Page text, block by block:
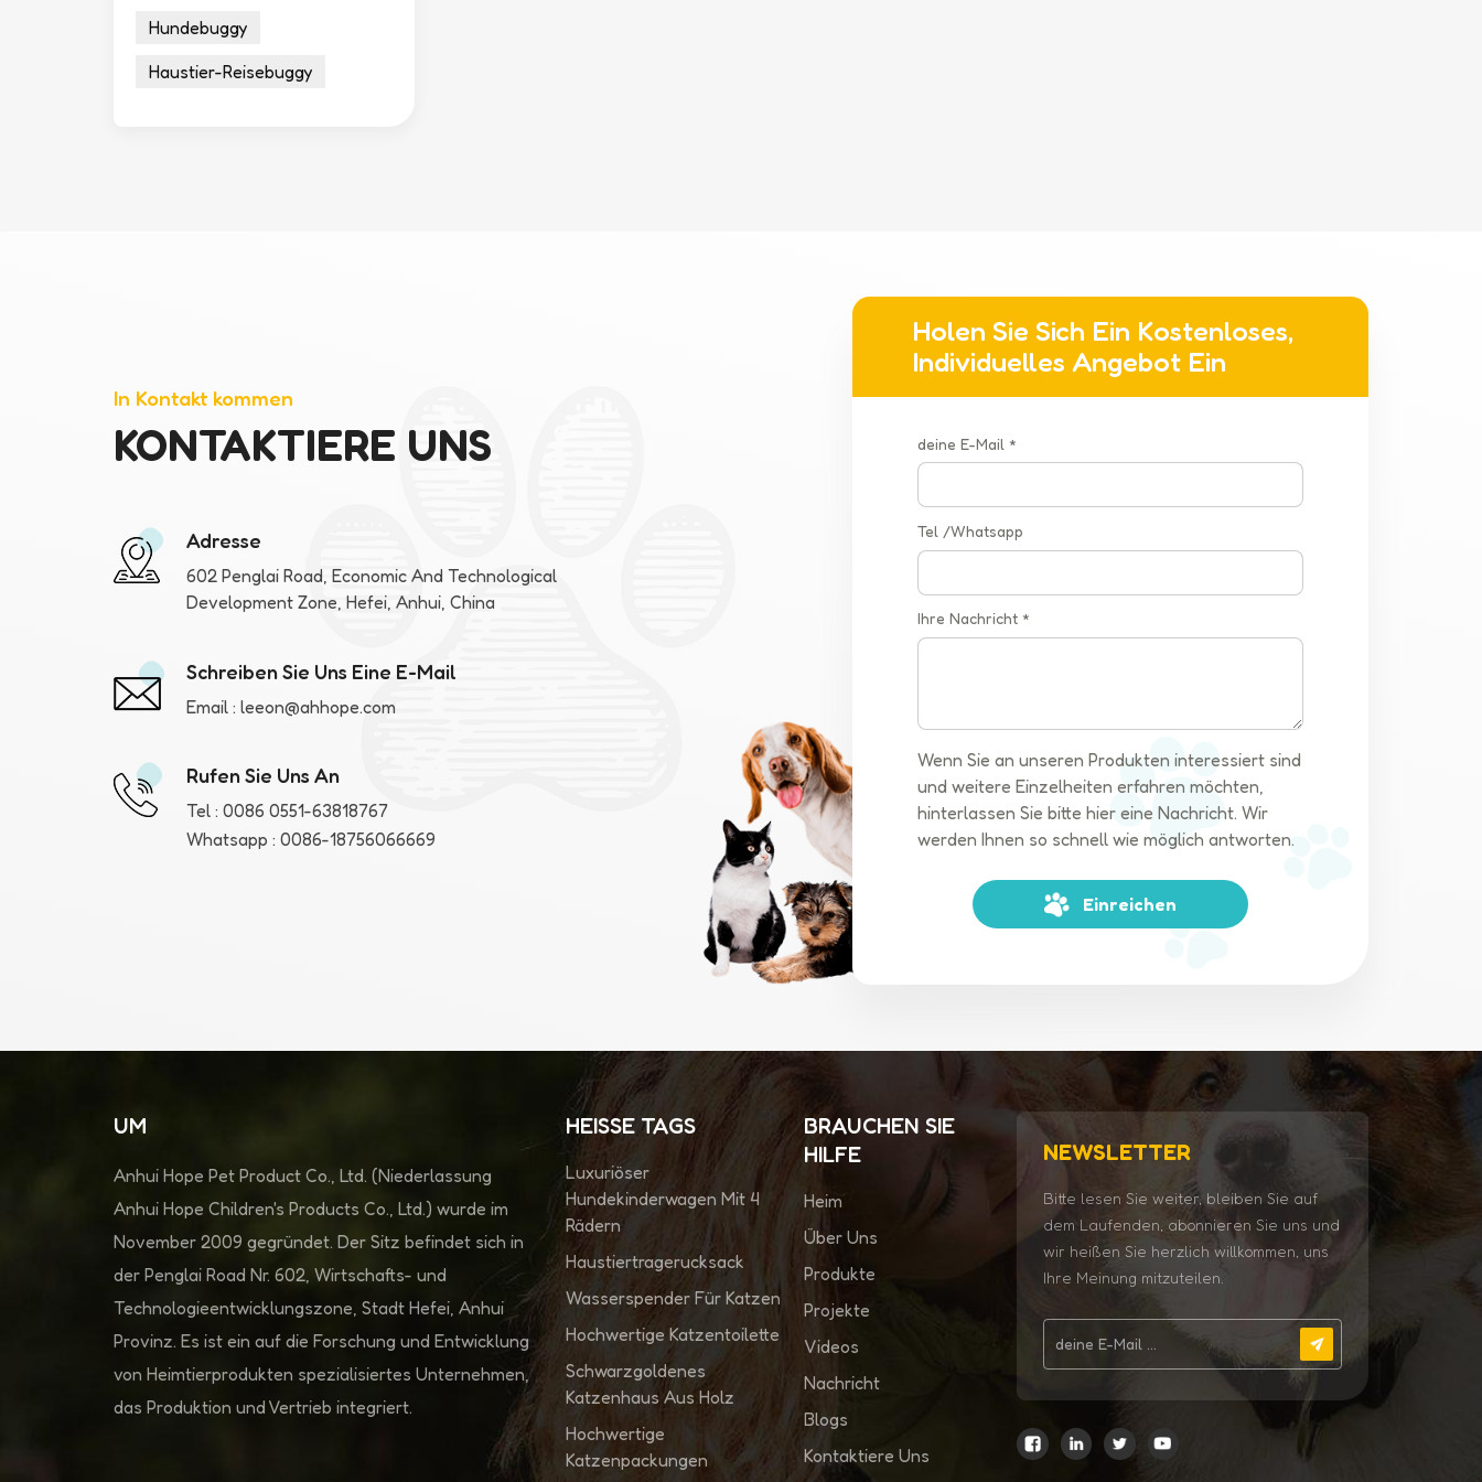
Hundebuggy
Haustier-Reisebuggy
In Kontakt kommen
KONTAKTIERE UNS
Adresse
602 Penglai Road, Economic And Technological
Development Zone, Hefei, Anhui, China
Schreiben Sie Uns Eine E-Mail
Email :leeon@ahhope.com
Rufen Sie Uns An
Tel :0086 0551-63818767
Whatsapp :0086-18756066669
Holen Sie Sich Ein Kostenloses,
Individuelles Angebot Ein
deine E-Mail *
Tel /Whatsapp
Ihre Nachricht *
Wenn Sie an unseren Produkten interessiert sind
und weitere Einzelheiten erfahren möchten,
hinterlassen Sie bitte hier eine Nachricht. Wir
werden Ihnen so schnell wie möglich antworten.
Einreichen
UM
Anhui Hope Pet Product Co., Ltd. (Niederlassung
Anhui Hope Children's Products Co., Ltd.) wurde im
November 2009 gegründet. Der Sitz befindet sich in
der Penglai Road Nr. 602, Wirtschafts- und
Technologieentwicklungszone, Stadt Hefei, Anhui
Provinz. Es ist ein auf die Forschung und Entwicklung
von Heimtierprodukten spezialisiertes Unternehmen,
das Produktion und Vertrieb integriert.
HEISSE TAGS
Luxuriöser
Hundekinderwagen Mit 4
Rädern
Haustiertragerucksack
Wasserspender Für Katzen
Hochwertige Katzentoilette
Schwarzgoldenes
Katzenhaus Aus Holz
Hochwertige
Katzenpackungen
BRAUCHEN SIE
HILFE
Heim
Über Uns
Produkte
Projekte
Videos
Nachricht
Blogs
Kontaktiere Uns
NEWSLETTER
Bitte lesen Sie weiter, bleiben Sie auf
dem Laufenden, abonnieren Sie uns und
wir heißen Sie herzlich willkommen, uns
Ihre Meinung mitzuteilen.